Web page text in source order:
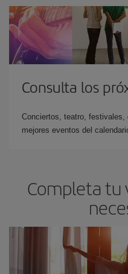
Consulta los
Conciertos, teatro, festivales,
mejores eventos del
Completa tu